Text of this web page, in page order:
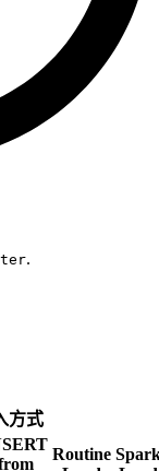
.
方式
Routine